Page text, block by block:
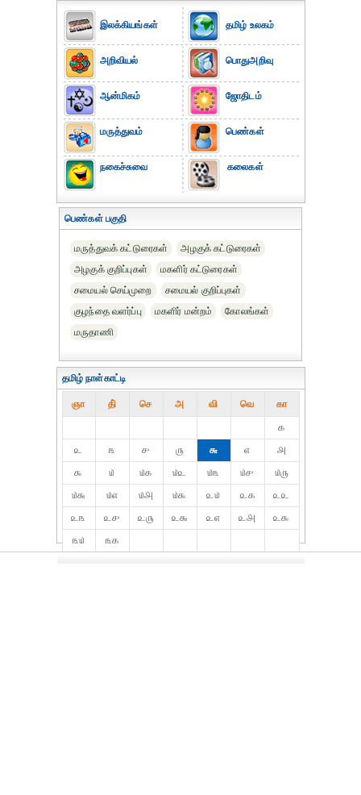
இலக்கியங்கள்
அறிவியல்
ஆன்மிகம்
மருத்துவம்
நகைச்சுவை
தமிழ் உலகம்
பொதுஅறிவு
ஜோதிடம்
பெண்கள்
கலைகள்
பெண்கள் பகுதி
மருத்துவக் கட்டுரைகள்
அழகுக் கட்டுரைகள்
அழகுக் குறிப்புகள்
மகளிர் கட்டுரைகள்
சமையல் செய்முறை
சமையல் குறிப்புகள்
குழந்தை வளர்ப்பு
மகளிர் மன்றம்
கோலங்கள்
மருதாணி
தமிழ் நாள்காட்டி
ஞா தி் செ அ வி வெ கா
௧
௨
௩ ௪ ௫ ௬ ௭
௮
௯
௰ ௰௧ ௰௨ ௰௩ ௰௪
௰௫
௰௬
௰௭ ௰௮ ௰௯ ௨௰ ௨௧
௨௨
௨௩
௨௪ ௨௫ ௨௬ ௨௭ ௨௮
௨௯
௩௰
௩௧